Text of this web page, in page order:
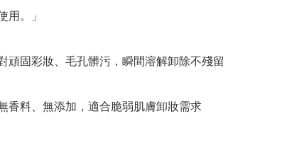
用。」
頑固彩妝、毛孔髒污，瞬間溶解卸除不殘留
香料、無添加，適合脆弱肌膚卸妝需求